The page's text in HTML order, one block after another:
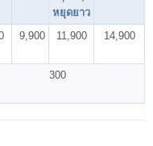
หยุดยาว
9,900 11,900 14,900
300